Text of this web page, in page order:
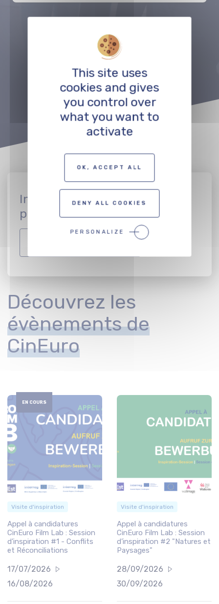
Précédent
VOIR TOUT LE RÉSEAU
Inscrivez vous en tant que
professionnel
Découvrez les
évènements de
CinEuro
EN COURS
Visite d'inspiration
Appel à candidatures
CinEuro Film Lab : Session
d’inspiration #1 - Conflits
et Réconciliations
17/07/2026
16/08/2026
Visite d'inspiration
Appel à candidatures
CinEuro Film Lab : Session
d’inspiration #2 "Natures et
Paysages"
28/09/2026
30/09/2026
This site uses
cookies and gives
you control over
what you want to
activate
OK, ACCEPT ALL
DENY ALL COOKIES
PERSONALIZE